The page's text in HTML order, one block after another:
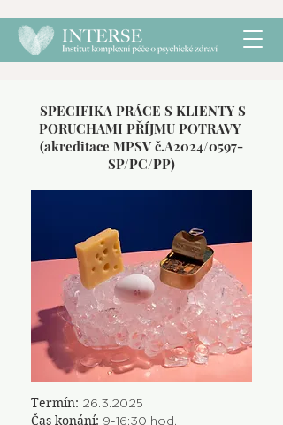
SPECIFIKA PRÁCE S KLIENTY S
PORUCHAMI PŘÍJMU POTRAVY
(akreditace MPSV č.A2024/0597-
SP/PC/PP)
Termín: 26.3.2025
Čas konání: 9-16:30 hod.